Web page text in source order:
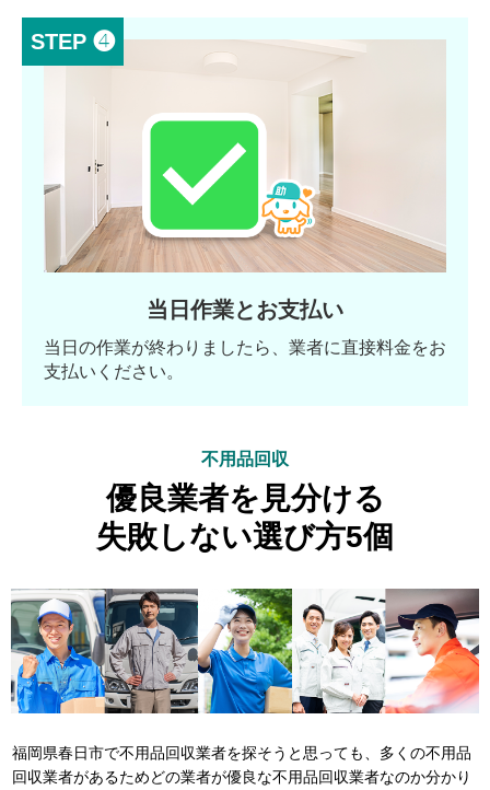
STEP ❹
当日作業とお支払い
当日の作業が終わりましたら、業者に直接料金をお
支払いください。
不用品回収
優良業者を見分ける
失敗しない選び方5個
福岡県春日市で不用品回収業者を探そうと思っても、多くの不用品
回収業者があるためどの業者が優良な不用品回収業者なのか分かり